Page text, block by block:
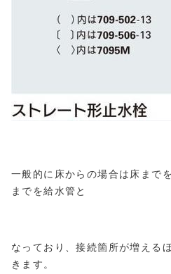
一般的に床からの場合は床まで
までを給水管と
なっており、接続箇所が増える
きます。